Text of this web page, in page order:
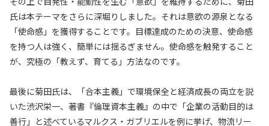
氏は本テーマをさらに深堀りしました。それは意欲の源泉となる
「使命感」を獲得することです。目標達成のための決意、使命感
を持つ人は強く、簡単には揺るぎません。使命感を触発すること
が、究極の「教えず、育てる」方法なのです。
最後に菊田氏は、「合本主義」で環境保全と経済成長の両立を説
いた渋沢栄一、著書『倫理資本主義』の中で「企業の活動目的は
善行」と述べているマルクス・ガブリエルを例に挙げ、物流リー